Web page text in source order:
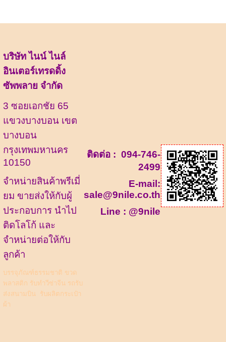
บริษัท ไนน์ ไนล์
อินเตอร์เทรดดิ้ง
ซัพพลาย จำกัด
3 ซอยเอกชัย 65
แขวงบางบอน เขต
บางบอน
กรุงเทพมหานคร
10150
จำหน่ายสินค้าพรีเมี่
ยม ขายส่งให้กับผู้
ประกอบการ นำไป
ติดโลโก้ และ
จำหน่ายต่อให้กับ
ลูกค้า
บรรจุภัณฑ์ธรรมชาติ ขวด
พลาสติก รับทำวีซ่าจีน รถรับ
ส่งสนามบิน รับผลิตกระเป๋า
ผ้า
ติดต่อ : 094-746-
2499
E-mail:
sale@9nile.co.th
Line : @9nile